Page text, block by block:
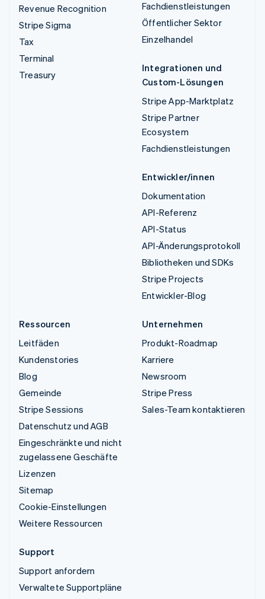
Revenue Recognition
Stripe Sigma
Tax
Terminal
Treasury
Fachdienstleistungen
Öffentlicher Sektor
Einzelhandel
Integrationen und
Custom-Lösungen
Stripe App-Marktplatz
Stripe Partner
Ecosystem
Fachdienstleistungen
Entwickler/innen
Dokumentation
API-Referenz
API-Status
API-Änderungsprotokoll
Bibliotheken und SDKs
Stripe Projects
Entwickler-Blog
Ressourcen
Leitfäden
Kundenstories
Blog
Gemeinde
Stripe Sessions
Datenschutz und AGB
Eingeschränkte und nicht
zugelassene Geschäfte
Lizenzen
Sitemap
Cookie-Einstellungen
Weitere Ressourcen
Unternehmen
Produkt-Roadmap
Karriere
Newsroom
Stripe Press
Sales-Team kontaktieren
Support
Support anfordern
Verwaltete Supportpläne